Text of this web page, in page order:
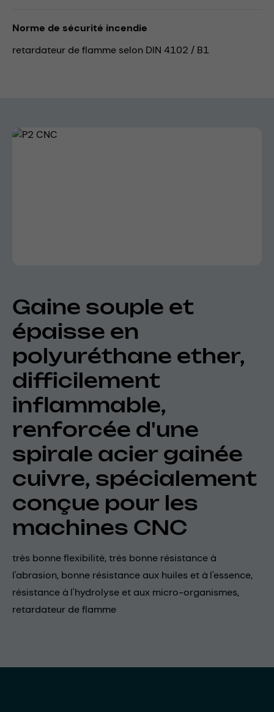
Norme de sécurité incendie
retardateur de flamme selon DIN 4102 / B1
Skip image gallery
Gaine souple et
épaisse en
polyuréthane ether,
difficilement
inflammable,
renforcée d'une
spirale acier gainée
cuivre, spécialement
conçue pour les
machines CNC
très bonne flexibilité, très bonne résistance à
l'abrasion, bonne résistance aux huiles et à l'essence,
résistance à l'hydrolyse et aux micro-organismes,
retardateur de flamme